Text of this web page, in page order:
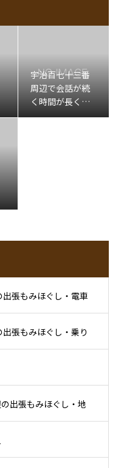
宇治百七十三番
周辺で会話が続
く時間が長くな
ったあと肩先左
張もみほぐし・電車
ア
張もみほぐし・乗り
ア
出張もみほぐし・地
圏ケア